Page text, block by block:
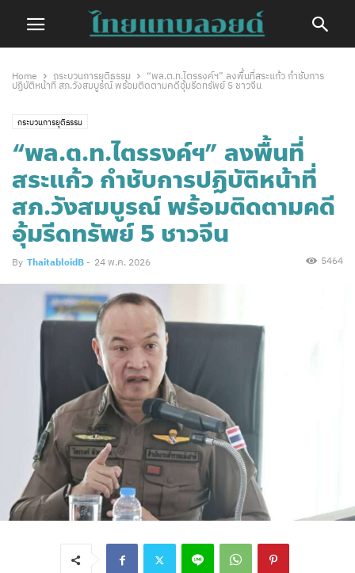
Home กระบวนการยุติธรรม
“พล.ต.ท.ไตรรงค์ฯ” ลงพื้นที่สระแก้ว กำชับการ
ปฏิบัติหน้าที่ สภ.วังสมบูรณ์ พร้อมติดตามคดีอุ้มรีดทรัพย์ 5 ชาวจีน
กระบวนการยุติธรรม
“พล.ต.ท.ไตรรงค์ฯ” ลงพื้นที่
สระแก้ว กำชับการปฏิบัติหน้าที่
สภ.วังสมบูรณ์ พร้อมติดตามคดี
อุ้มรีดทรัพย์ 5 ชาวจีน
By ThaitabloidB - 24 พ.ค. 2026 5464